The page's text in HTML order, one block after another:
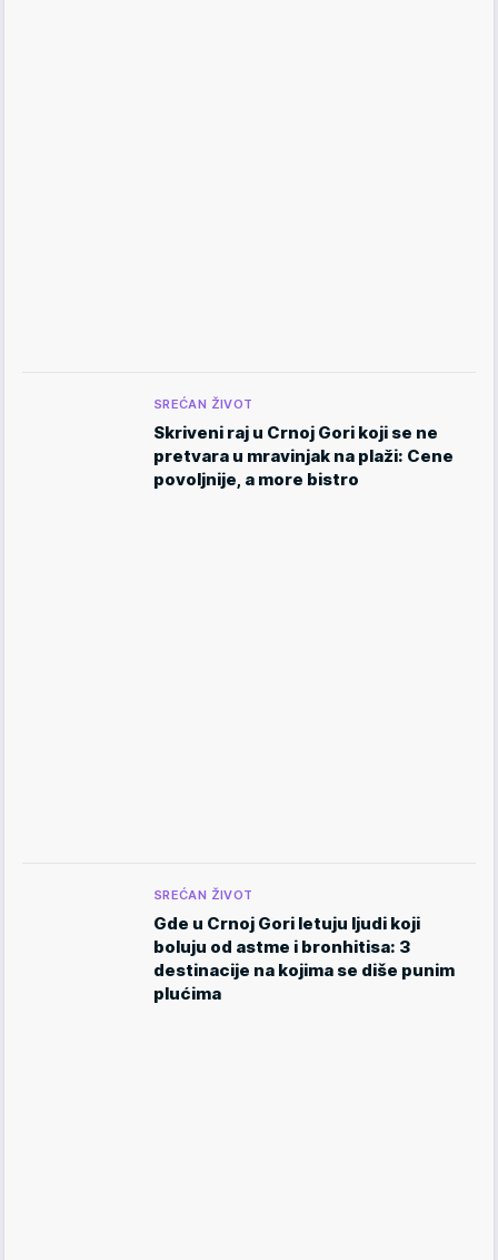
SREĆAN ŽIVOT
Skriveni raj u Crnoj Gori koji se ne
pretvara u mravinjak na plaži: Cene
povoljnije, a more bistro
SREĆAN ŽIVOT
Gde u Crnoj Gori letuju ljudi koji
boluju od astme i bronhitisa: 3
destinacije na kojima se diše punim
plućima